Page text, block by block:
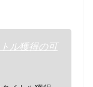
ル獲得の可